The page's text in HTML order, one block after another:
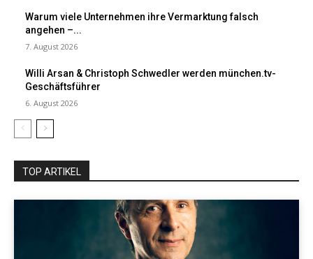
Warum viele Unternehmen ihre Vermarktung falsch
angehen –...
7. August 2026
Willi Arsan & Christoph Schwedler werden münchen.tv-
Geschäftsführer
6. August 2026
TOP ARTIKEL